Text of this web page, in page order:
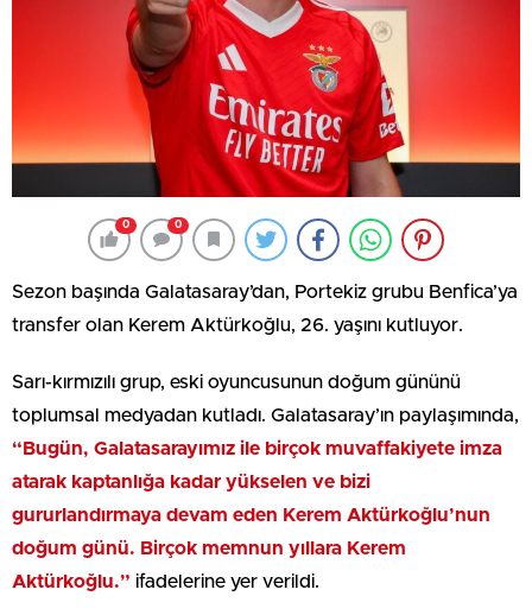
0 0
Sezon başında Galatasaray’dan, Portekiz grubu Benfica’ya
transfer olan Kerem Aktürkoğlu, 26. yaşını kutluyor.
Sarı-kırmızılı grup, eski oyuncusunun doğum gününü
toplumsal medyadan kutladı. Galatasaray’ın paylaşımında,
“Bugün, Galatasarayımız ile birçok muvaffakiyete imza
atarak kaptanlığa kadar yükselen ve bizi
gururlandırmaya devam eden Kerem Aktürkoğlu’nun
doğum günü. Birçok memnun yıllara Kerem
Aktürkoğlu.” ifadelerine yer verildi.